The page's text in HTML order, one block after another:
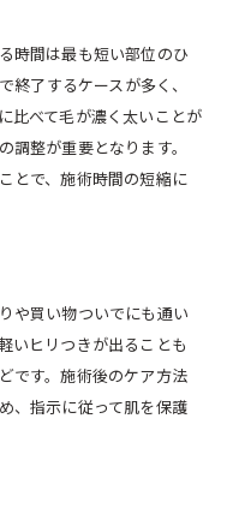
時間は最も短い部位のひ
終了するケースが多く、
比べて毛が濃く太いことが
整が重要となります。
とで、施術時間の短縮に
や買い物ついでにも通い
いヒリつきが出ることも
です。施術後のケア方法
、指示に従って肌を保護